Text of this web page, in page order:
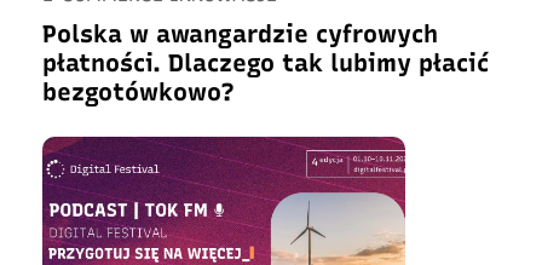
Polska w awangardzie cyfrowych
płatności. Dlaczego tak lubimy płacić
bezgotówkowo?